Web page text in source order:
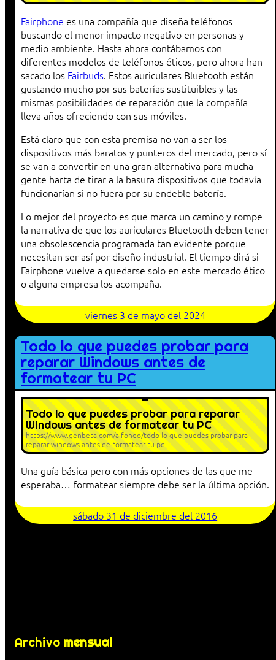
Fairphone es una compañía que diseña teléfonos
buscando el menor impacto negativo en personas y
medio ambiente. Hasta ahora contábamos con
diferentes modelos de teléfonos éticos, pero ahora han
sacado los Fairbuds. Estos auriculares Bluetooth están
gustando mucho por sus baterías sustituibles y las
mismas posibilidades de reparación que la compañía
lleva años ofreciendo con sus móviles.
Está claro que con esta premisa no van a ser los
dispositivos más baratos y punteros del mercado, pero sí
se van a convertir en una gran alternativa para mucha
gente harta de tirar a la basura dispositivos que todavía
funcionarían si no fuera por su endeble batería.
Lo mejor del proyecto es que marca un camino y rompe
la narrativa de que los auriculares Bluetooth deben tener
una obsolescencia programada tan evidente porque
necesitan ser así por diseño industrial. El tiempo dirá si
Fairphone vuelve a quedarse solo en este mercado ético
o alguna empresa los acompaña.
viernes 3 de mayo del 2024
Todo lo que puedes probar para
reparar Windows antes de
formatear tu PC
Todo lo que puedes probar para reparar
Windows antes de formatear tu PC
https://www.genbeta.com/a-fondo/todo-lo-que-puedes-probar-para-
reparar-windows-antes-de-formatear-tu-pc
Una guía básica pero con más opciones de las que me
esperaba… formatear siempre debe ser la última opción.
sábado 31 de diciembre del 2016
Archivo mensual